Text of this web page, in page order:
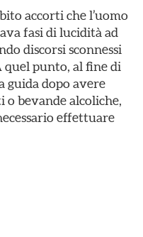
accorti che l’uomo
fasi di lucidità ad
discorsi sconnessi
quel punto, al fine di
guida dopo avere
o bevande alcoliche,
effettuare